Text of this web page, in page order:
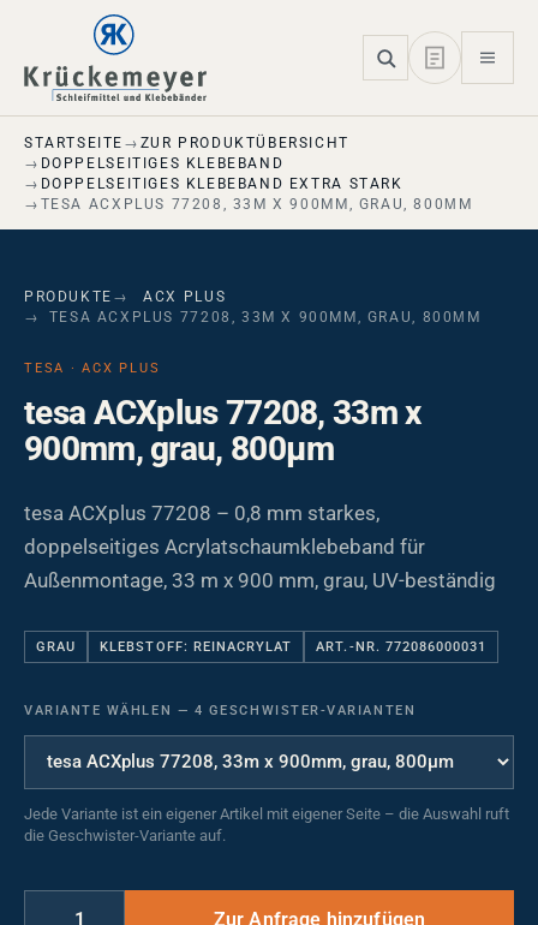
Skip to main navigation
Skip to main content
Skip to page footer
STARTSEITE
ZUR PRODUKTÜBERSICHT
DOPPELSEITIGES KLEBEBAND
DOPPELSEITIGES KLEBEBAND EXTRA STARK
TESA ACXPLUS 77208, 33M X 900MM, GRAU, 800ΜM
PRODUKTE
ACX PLUS
TESA ACXPLUS 77208, 33M X 900MM, GRAU, 800ΜM
TESA · ACX PLUS
tesa ACXplus 77208, 33m x
900mm, grau, 800µm
tesa ACXplus 77208 – 0,8 mm starkes,
doppelseitiges Acrylatschaumklebeband für
Außenmontage, 33 m x 900 mm, grau, UV-beständig
GRAU KLEBSTOFF: REINACRYLAT ART.-NR. 772086000031
VARIANTE WÄHLEN — 4 GESCHWISTER-VARIANTEN
Jede Variante ist ein eigener Artikel mit eigener Seite – die Auswahl ruft
die Geschwister-Variante auf.